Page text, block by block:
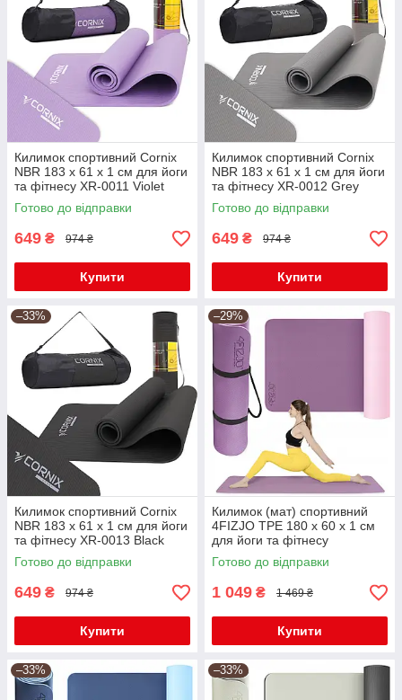
Килимок спортивний Cornix
NBR 183 x 61 x 1 cм для йоги
та фітнесу XR-0011 Violet
Готово до відправки
649 ₴ 974 ₴
Купити
Килимок спортивний Cornix
NBR 183 x 61 x 1 cм для йоги
та фітнесу XR-0012 Grey
Готово до відправки
649 ₴ 974 ₴
Купити
–33%
Килимок спортивний Cornix
NBR 183 x 61 x 1 cм для йоги
та фітнесу XR-0013 Black
Готово до відправки
649 ₴ 974 ₴
Купити
–29%
Килимок (мат) спортивний
4FIZJO TPE 180 x 60 x 1 см
для йоги та фітнесу
Violet/Pink (P-
5907739316967)
Готово до відправки
1 049 ₴ 1 469 ₴
Купити
–33% –33%